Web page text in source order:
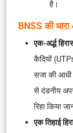
है।
BNSS की
एक-अर्द्ध
कैदियों
सजा की आधी
से दंडनीय
रिहा किया
एक तिहाई